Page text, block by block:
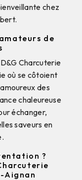
chez
de
Charcuterie
où se côtoient
des
chaleureuse
échanger,
saveurs en
?
Aignan